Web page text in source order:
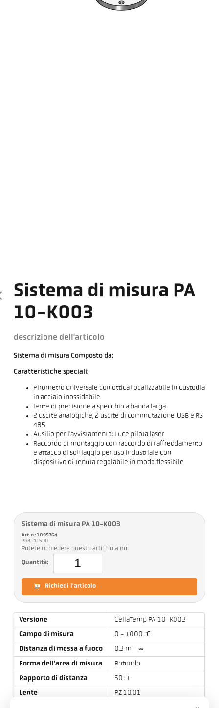
Sistema di misura PA
10-K003
descrizione dell'articolo
Sistema di misura Composto da:
Caratteristiche speciali:
Pirometro universale con ottica focalizzabile in custodia
in acciaio inossidabile
lente di precisione a specchio a banda larga
2 uscite analogiche, 2 uscite di commutazione, USB e RS
485
Ausilio per l'avvistamento: Luce pilota laser
Raccordo di montaggio con raccordo di raffreddamento
e attacco di soffiaggio per uso industriale con
dispositivo di tenuta regolabile in modo flessibile
Sistema di misura PA 10-K003
Art. n.: 1095764
PGB-n.: 500
Potete richiedere questo articolo a noi
Quantità:
Richiedi l'articolo
Versione
CellaTemp PA 10-K003
Campo di misura
0 - 1000 °C
Distanza di messa a fuoco
0,3 m - ∞
Forma dell'area di misura
Rotondo
Rapporto di distanza
50 : 1
Lente
PZ 10.01